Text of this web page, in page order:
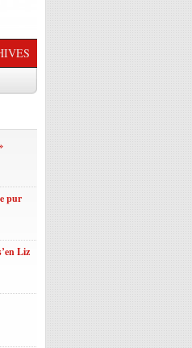
pur
Liz